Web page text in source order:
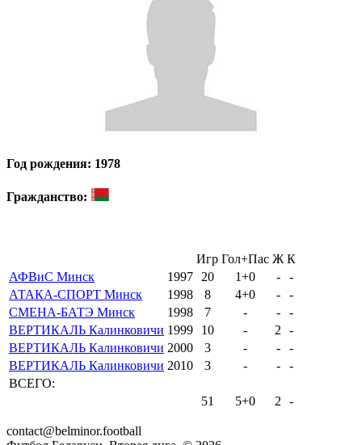
Год рождения: 1978
Гражданство:
Игр Гол+Пас Ж К
АФВиС Минск
1997 20 1+0 -
-
АТАКА-СПОРТ Минск
1998 8 4+0 -
-
СМЕНА-БАТЭ Минск
1998 7 - -
-
ВЕРТИКАЛЬ Калинковичи 1999 10 - 2
-
ВЕРТИКАЛЬ Калинковичи 2000 3 - -
-
ВЕРТИКАЛЬ Калинковичи 2010 3 - -
-
ВСЕГО:
51
5+0 2 -
contact@belminor.football